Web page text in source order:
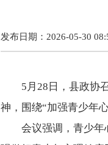
发布日期：2026-05-30
5月28日，县政协
神，围绕“加强青少年
会议强调，青少